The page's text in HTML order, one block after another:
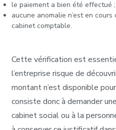
le paiement a bien été effectué ;
aucune anomalie n’est en
cabinet comptable.
Cette vérification est
l’entreprise risque de
montant n’est disponible
consiste donc à demander
cabinet social ou à la